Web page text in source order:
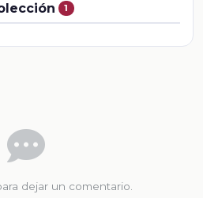
1
dejar un comentario.